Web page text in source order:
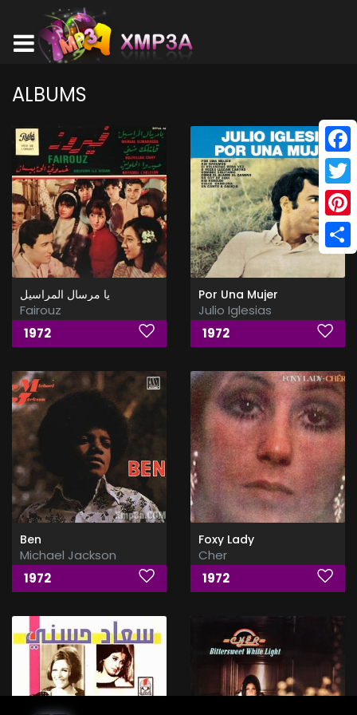
ALBUMS
يا مرسال المراسيل
Fairouz
1972
Por Una Mujer
Julio Iglesias
1972
Ben
Michael Jackson
1972
Foxy Lady
Cher
1972